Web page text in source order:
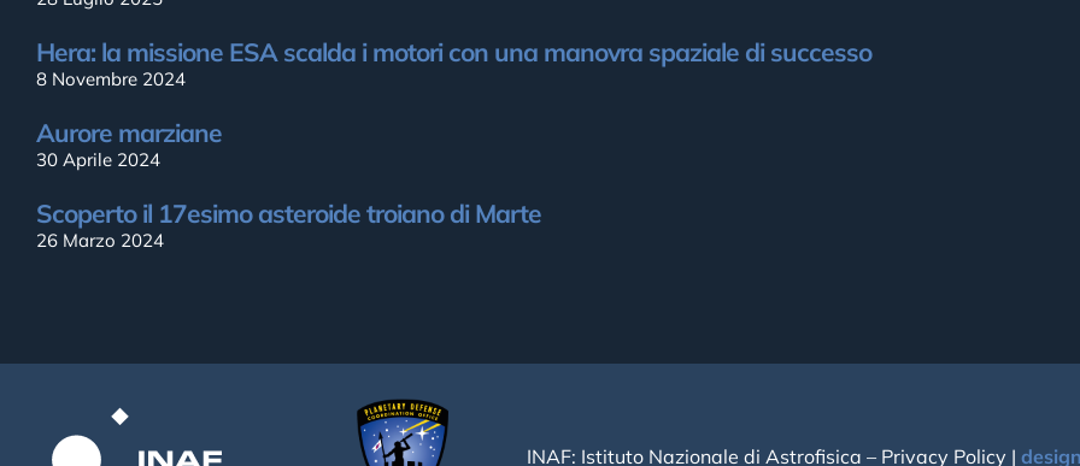
Hera: la missione ESA scalda i motori con una manovra spaziale di successo
8 Novembre 2024
Aurore marziane
30 Aprile 2024
Scoperto il 17esimo asteroide troiano di Marte
26 Marzo 2024
INAF: Istituto Nazionale di Astrofisica – Privacy Policy |